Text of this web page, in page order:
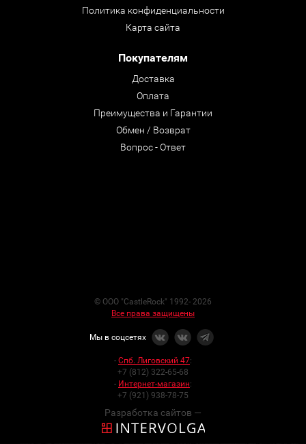
Политика конфиденциальности
Карта сайта
Покупателям
Доставка
Оплата
Преимущества и Гарантии
Обмен / Возврат
Вопрос - Ответ
© ООО "CastleRock" 1992- 2026
Все права защищены
Мы в соцсетях
- Спб. Лиговский 47:
+7 (812) 322-65-68
- Интернет-магазин:
+7 (921) 938-78-75
Разработка сайтов —